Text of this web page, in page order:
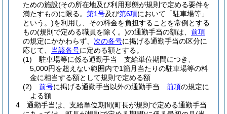
ための施設(その所在地及び利用形態が規則で定める要件を
満たすものに限る。 第1号及び第6項において「駐車場等」
という。)を利用し、その料金を負担することを常例とする
もの(規則で定める職員を除く。)の通勤手当の額は、 前項
の規定にかかわらず、 次の各号に掲げる通勤手当の区分に
応じて、 当該各号に定める額とする。
(1)
駐車場等に係る通勤手当 支給単位期間につき、
5,000円を超えない範囲内で1箇月当たりの駐車場等の料
金に相当する額として規則で定める額
(2)
前号に掲げる通勤手当以外の通勤手当 前項の規定に
よる額
4
通勤手当は、支給単位期間(町長が規則で定める通勤手当